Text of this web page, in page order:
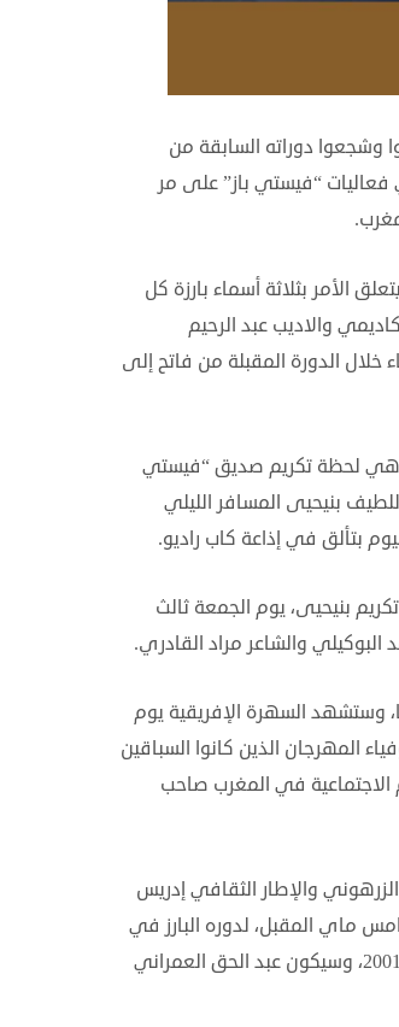
وشجعوا دوراته السابقة من
“فيستي باز” على مر
ويتعلق الأمر بثلاثة أسماء بارزة كل
والاديب عبد الرحيم
الدورة المقبلة من فاتح إلى
مهرجان بني عمار زرهون، هي لحظة تكريم صديق “فيستي
بنيحيى المسافر الليلي
بتألق في إذاعة كاب راديو.
بنيحيى، يوم الجمعة ثالث
وستشهد السهرة الإفريقية يوم
المهرجان الذين كانوا السباقين
في المغرب صاحب
والإطار الثقافي إدريس
ماي المقبل، لدوره البارز في
تكريس العمل الجمعوي الجاد بجبل زرهون، ودعمه للمهرجان منذ انطلاقته سنة 2001، وسيكون عبد الحق العمراني